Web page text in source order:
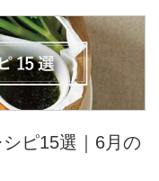
ピ15選｜6月の